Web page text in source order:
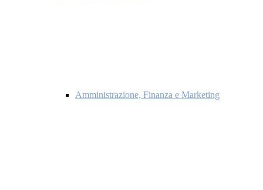
Amministrazione, Finanza e Marketing